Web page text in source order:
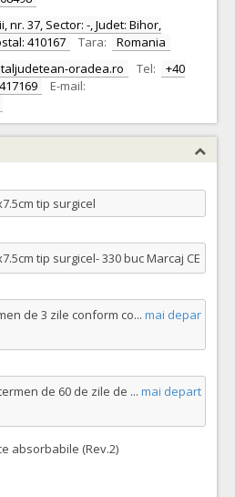
nr. 37, Sector: -, Judet: Bihor,
410167
Tara:
Romania
oradea.ro Tel:
+40
E-mail:
tip surgicel
tip surgicel- 330 buc Marcaj CE
de 3 zile conform co... mai depar
de 60 de zile de ... mai depart
absorbabile (Rev.2)